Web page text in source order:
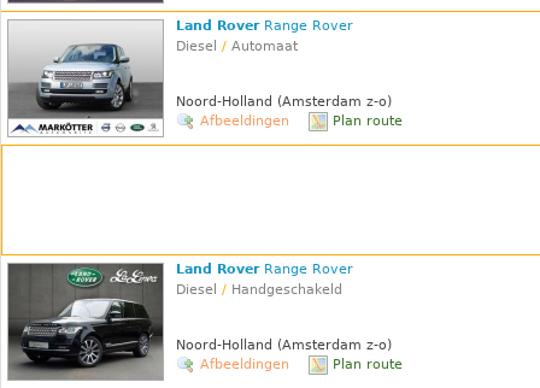
Land Rover Range Rover
Diesel
/ Automaat
Noord-Holland (Amsterdam z-o)
Afbeeldingen
Plan route
Land Rover Range Rover
Diesel
/ Handgeschakeld
Noord-Holland (Amsterdam z-o)
Afbeeldingen
Plan route